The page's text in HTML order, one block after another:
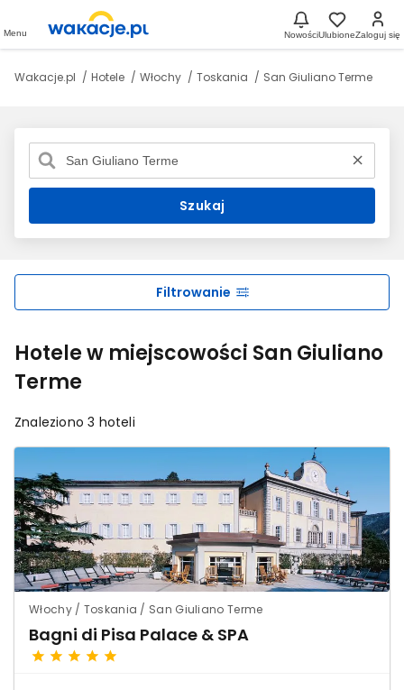
Menu NowościUlubioneZaloguj się
Wakacje.pl Hotele Włochy Toskania San Giuliano Terme
Szukaj
Hotele w miejscowości San Giuliano
Terme
Filtrowanie
Znaleziono 3 hoteli
Włochy / Toskania / San Giuliano Terme
Bagni di Pisa Palace & SPA